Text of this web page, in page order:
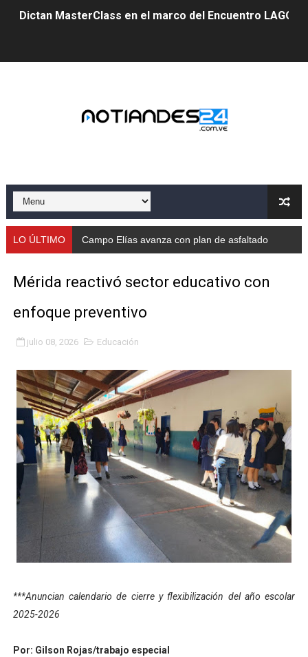
Dictan MasterClass en el marco del Encuentro LAGO
Gobernador Arnaldo Sánchez apadrina a más de 993
Mérida fortalece su reserva deportiva de cara a
Gobernación de Mérida instalará mesa de trabajo con
Gobierno bolivariano avanza en la transformación del
Hospital universitario muestra sus avances en visita
Instituto Nacional de Nutrición celebra Semana
Gobernación de Mérida fortalece el desarrollo
Corposalud inició talleres para aspirantes al curso de
Fortalecen formación académica de médicos en
Fortaleciendo la economía comunal en El Vigía con
Fundecem inició con éxito el taller vacacional de
LO ÚLTIMO Campo Elías avanza con plan de asfaltado
Mérida reactivó sector educativo con
enfoque preventivo
julio 08, 2026 Educación
‎***Anuncian calendario de cierre y flexibilización del año escolar
2025-2026
‎Por: Gilson Rojas/trabajo especial